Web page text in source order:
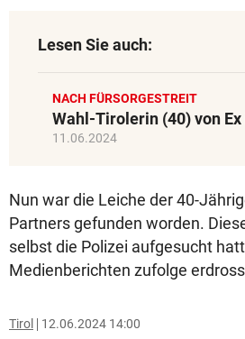
Lesen Sie auch:
NACH FÜRSORGESTREIT
Wahl-Tirolerin (40) von
11.06.2024
Nun war die Leiche der 40-
Partners gefunden worden.
selbst die Polizei aufgesucht
Medienberichten zufolge
Tirol 12.06.2024 14:00